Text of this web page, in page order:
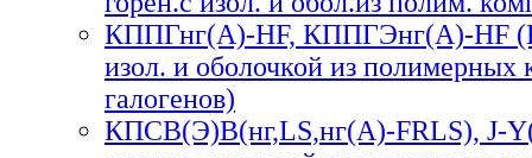
КППГнг(А)-HF, КППГЭнг(А)-HF
изол. и оболочкой из полимерных
галогенов)
КПСВ(Э)В(нг,LS,нг(А)-FRLS), J-